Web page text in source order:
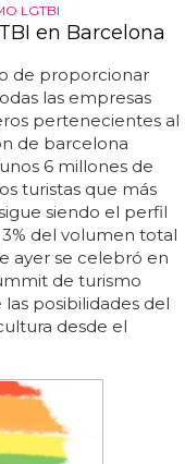
LGTBI
en Barcelona
de proporcionar
las empresas
pertenecientes al
de barcelona
6 millones de
turistas que más
siendo el perfil
del volumen total
ayer se celebró en
de turismo
posibilidades del
desde el